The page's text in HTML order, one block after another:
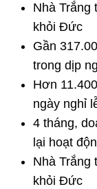
Nhà Trắng
khỏi Đức
Gần
trong dịp
Hơn
ngày nghỉ
4 tháng,
lại hoạt
Nhà Trắng
khỏi Đức